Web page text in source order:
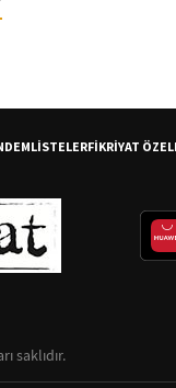
LİSTELERFİKRİYAT ÖZEL
saklıdır.